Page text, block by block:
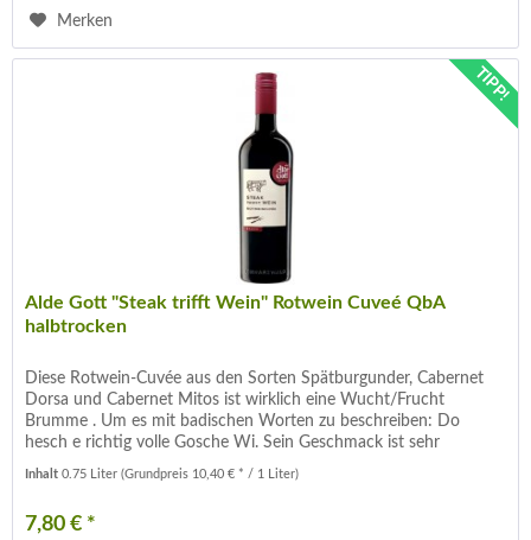
Merken
TIPP!
Alde Gott "Steak trifft Wein" Rotwein Cuveé QbA
halbtrocken
Diese Rotwein-Cuvée aus den Sorten Spätburgunder, Cabernet
Dorsa und Cabernet Mitos ist wirklich eine Wucht/Frucht
Brumme . Um es mit badischen Worten zu beschreiben: Do
hesch e richtig volle Gosche Wi. Sein Geschmack ist sehr
Vollmundig...
Inhalt0.75 Liter(Grundpreis 10,40 € * / 1 Liter)
7,80 € *